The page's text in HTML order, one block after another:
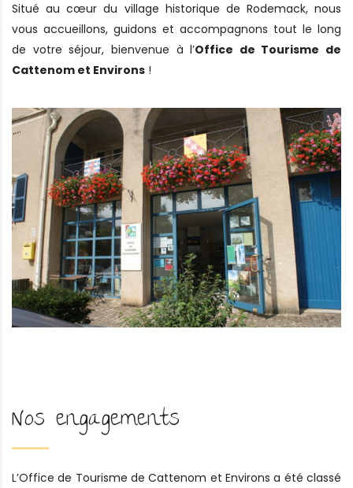
Situé au cœur du village historique de Rodemack, nous
vous accueillons, guidons et accompagnons tout le long
de votre séjour, bienvenue à l’Office de Tourisme de
Cattenom et Environs !
Nos engagements
L’Office de Tourisme de Cattenom et Environs a été classé